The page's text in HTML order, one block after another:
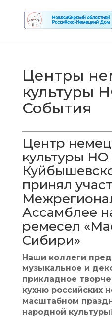
Центры
культуры
События
Центр
культуры
принял
Ассамблее
ремесел
Сибири»
Наши коллеги
музыкальное и
прикладное
кухню российских
масштабном
народной культуры!